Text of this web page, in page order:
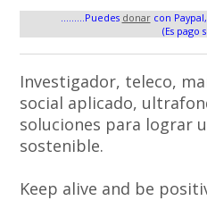
.........Puedes donarcon
(Es pago
Investigador, teleco,
social aplicado,
soluciones para lograr
sostenible.
Keep alive and be